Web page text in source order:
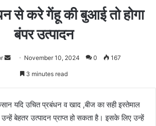
से करे गेंहू की बुआई तो होगा
बंपर उत्पादन
SendNovember 10, 2024 0 167
3 minutes read
यदि उचित प्रबंधन व खाद ,बीज का सही इस्तेमाल
बेहतर उत्पादन प्राप्त हो सकता है। इसके लिए उन्हें